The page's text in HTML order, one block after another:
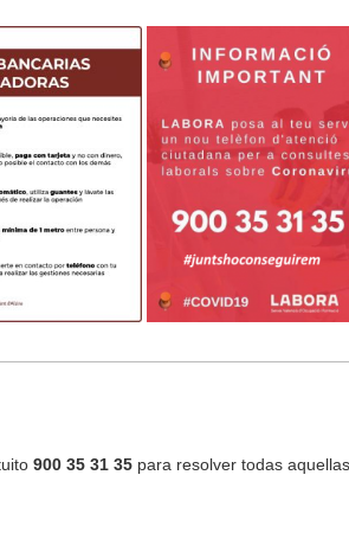
900 35 31 35para resolver todas